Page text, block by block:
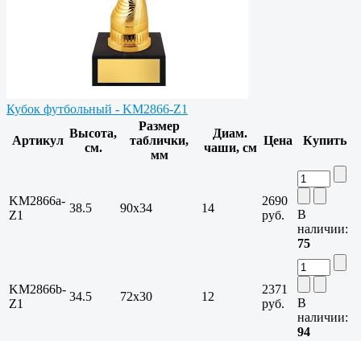
Кубок футбольный - KM2866-Z1
Артикул
Высота,
см.
Размер
таблички,
мм
Диам.
чаши, см
Цена Купить
KM2866a-
Z1
38.5 90х34 14
2690
руб.
В
наличии:
75
KM2866b-
Z1
34.5 72х30 12
2371
руб.
В
наличии:
94